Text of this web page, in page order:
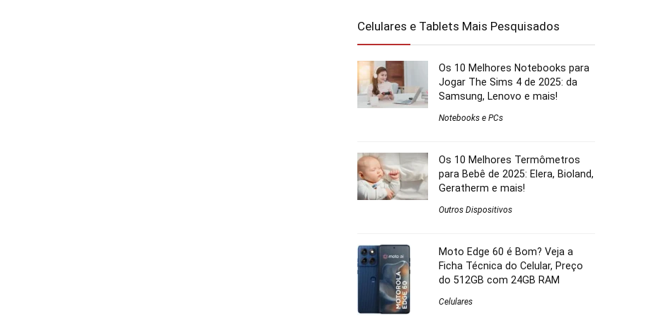
Celulares e Tablets Mais Pesquisados
Os 10 Melhores Notebooks para
Jogar The Sims 4 de 2025: da
Samsung, Lenovo e mais!
Notebooks e PCs
Os 10 Melhores Termômetros
para Bebê de 2025: Elera, Bioland,
Geratherm e mais!
Outros Dispositivos
Moto Edge 60 é Bom? Veja a
Ficha Técnica do Celular, Preço
do 512GB com 24GB RAM
Celulares